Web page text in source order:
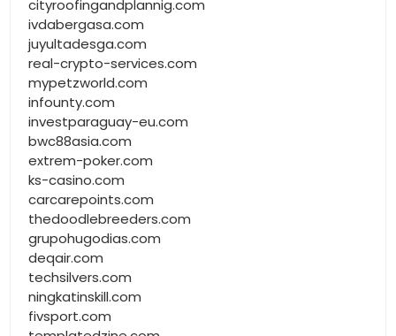
cityroofingandplannig.com
ivdabergasa.com
juyultadesga.com
real-crypto-services.com
mypetzworld.com
infounty.com
investparaguay-eu.com
bwc88asia.com
extrem-poker.com
ks-casino.com
carcarepoints.com
thedoodlebreeders.com
grupohugodias.com
deqair.com
techsilvers.com
ningkatinskill.com
fivsport.com